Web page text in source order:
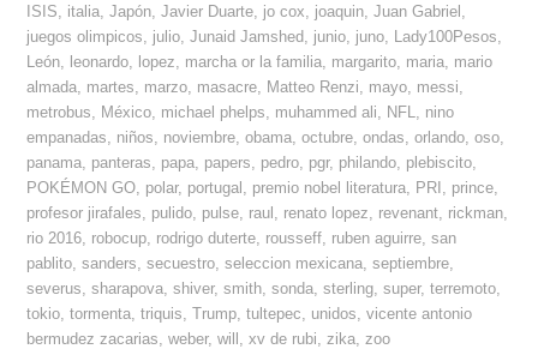
ISIS
italia ,Japón ,Javier Duarte jo cox joaquin ,Juan Gabriel
juegos olimpicos
julio ,Junaid Jamshed junio juno Lady100Pesos
León
leonardo lopez marcha or la familia margarito maria mario
almada martes marzo masacre Matteo Renzi mayo messi
metrobus
México michael phelps muhammed ali NFL
nino
empanadas
niños noviembre ,obama ,octubre ,ondas ,orlando ,oso
panama panteras papa papers pedro pgr, philando plebiscito
POKÉMON GO polar, portugal premio nobel literatura PRI prince
profesor jirafales
pulido pulse raul renato lopez revenant rickman
rio 2016 robocup rodrigo duterte rousseff ruben aguirre ,san
pablito ,sanders ,secuestro ,seleccion mexicana ,septiembre
severus ,sharapova ,shiver,smith ,sonda ,sterling ,super,terremoto
tokio ,tormenta ,triquis ,Trump ,tultepec unidos ,vicente antonio
bermudez zacarias ,weber,will ,xv de rubi zika zoo